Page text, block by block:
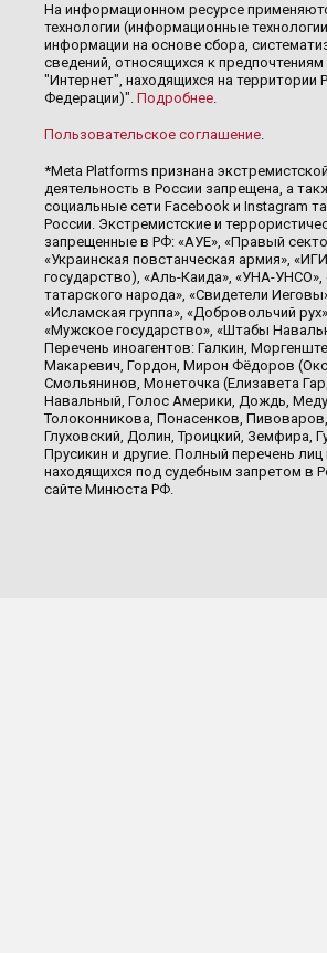
На информационном ресурсе
технологии (информационные
информации на основе сбора,
сведений, относящихся к
"Интернет", находящихся на территории
Федерации)". Подробнее.
Пользовательское соглашение.
*Meta Platforms признана
деятельность в России запрещена, а
социальные сети Facebook и Instagram
России. Экстремистские и
запрещенные в РФ: «АУЕ», «Правый
«Украинская повстанческая армия»,
государство), «Аль-Каида», «УНА-
татарского народа», «Свидетели
«Исламская группа», «Добровольчий
«Мужское государство», «Штабы
Перечень иноагентов: Галкин,
Макаревич, Гордон, Мирон Фёдоров
Смольянинов, Монеточка (Елизавета
Навальный, Голос Америки, Дождь,
Толоконникова, Понасенков,
Глуховский, Долин, Троицкий, Земфира,
Прусикин и другие. Полный перечень лиц
находящихся под судебным запретом в
сайте Минюста РФ.